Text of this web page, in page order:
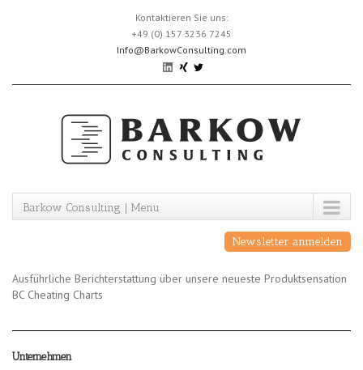
Kontaktieren Sie uns:
+49 (0) 157 3236 7245
Info@BarkowConsulting.com
Barkow Consulting | Menu
Newsletter anmelden
Ausführliche Berichterstattung über unsere neueste Produktsensation
BC Cheating Charts
Unternehmen